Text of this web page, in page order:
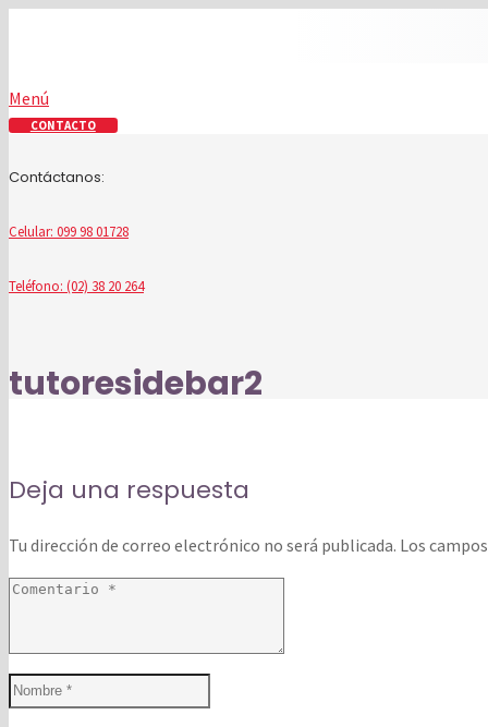
CONTACTO
Contáctanos:
Celular: 099 98 01728
Teléfono: (02) 38 20 264
Menú
tutoresidebar2
Deja una respuesta
Tu dirección de correo electrónico no será publicada. Los